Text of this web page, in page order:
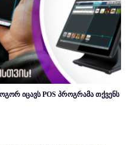
იცავს POS პროგრამა თქვენს